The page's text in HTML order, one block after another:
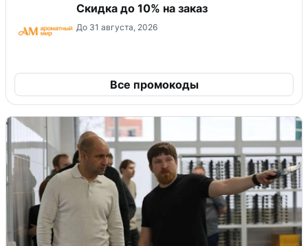
Скидка до 10% на заказ
До 31 августа, 2026
Все промокоды